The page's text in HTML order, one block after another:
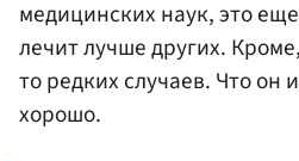
медицинских наук, это
лечит лучше других.
то редких случаев. Что он
хорошо.